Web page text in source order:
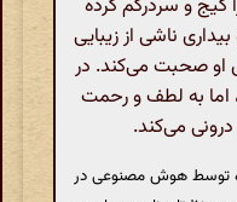
گیج و سردرگم کرده
ناشی از زیبایی
او صحبت می‌کند. در
اما به لطف و رحمت
می‌کند.
توسط هوش مصنوعی در